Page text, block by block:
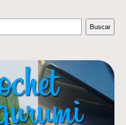
Buscar